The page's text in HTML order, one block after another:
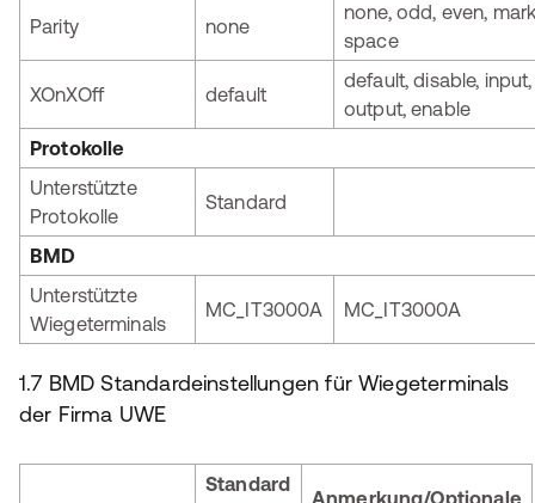
Parity none
none, odd, even,
space
XOnXOff default
default, disable, input,
output, enable
Protokolle
Unterstützte
Protokolle
Standard
BMD
Unterstützte
Wiegeterminals
MC_IT3000A MC_IT3000A
1.7 BMD Standardeinstellungen für Wiegeterminals
der Firma UWE
Standard
Anmerkung/Optionale